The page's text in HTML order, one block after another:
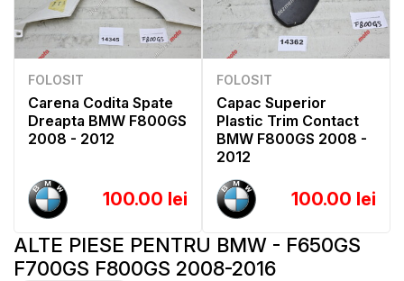
FOLOSIT
Carena Codita Spate
Dreapta BMW F800GS
2008 - 2012
100.00 lei
FOLOSIT
Capac Superior
Plastic Trim Contact
BMW F800GS 2008 -
2012
100.00 lei
ALTE PIESE PENTRU BMW - F650GS
F700GS F800GS 2008-2016